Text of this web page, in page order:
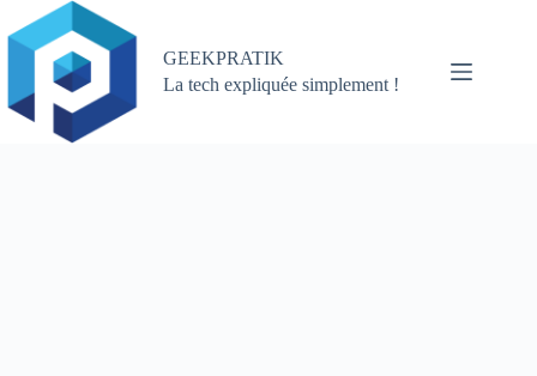
au
contenu
GEEKPRATIK
La tech expliquée simplement !